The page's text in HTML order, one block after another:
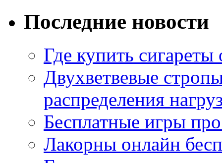
Последние новости
Где купить
Двухветвевые
распределения
Бесплатные игры
Лакорны онлайн